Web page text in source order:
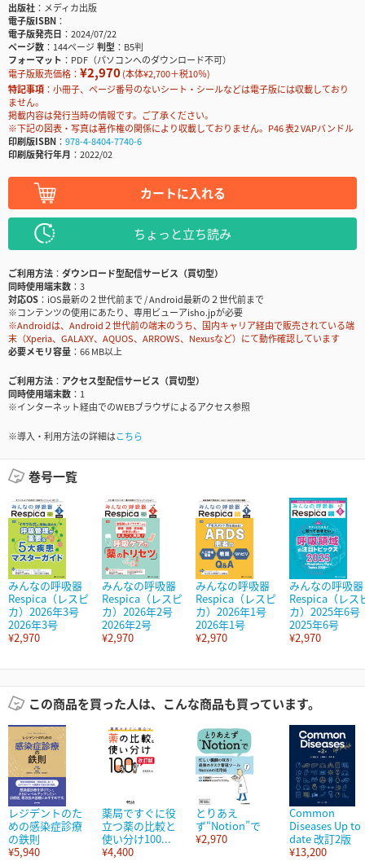
出版社
メディカ出版
電子版ISBN
電子版発売日
2024/07/22
ページ数
144ページ判型
B5判
フォーマット
PDF（パソコンへのダウンロード不可）
電子版販売価格： ¥2,970(本体¥2,700＋税10％)
特記事項
小冊子、ページ番号のないシート・シールなどは電子版には収載しており
ません。
掲載内容は発行当時の情報です。ご了承ください。
※下記の図表・写真は著作権の関係により収載しておりません。P46 表2 VAPバンドル
印刷版ISBN
978-4-8404-7740-6
印刷版発行年月
2022/02
カートに入れる
ちょっと立ち読み
ご利用方法
ダウンロード型配信サービス（買切型）
同時使用端末数
3
対応OS
iOS最新の２世代前まで / Android最新の２世代前まで
※コンテンツの使用にあたり、専用ビューアisho.jpが必要
※Androidは、Android２世代前の端末のうち、国内キャリア経由で販売されている端
末（Xperia、GALAXY、AQUOS、ARROWS、Nexusなど）にて動作確認しています
必要メモリ容量
66 MB以上
ご利用方法
アクセス型配信サービス（買切型）
同時使用端末数
1
※インターネット経由でのWEBブラウザによるアクセス参照
※導入・利用方法の詳細はこちら
巻号一覧
みんなの呼吸器
Respica（レスピ
カ）2026年3号
2026年3号
¥2,970
みんなの呼吸器
Respica（レスピ
カ）2026年2号
2026年2号
¥2,970
みんなの呼吸器
Respica（レスピ
カ）2026年1号
2026年1号
¥2,970
みんなの呼吸器
Respica（レス
カ）2025年6号
2025年6号
¥2,970
この商品を買った人は、こんな商品も買っています。
レジデントのた
めの感染症診療
の鉄則
¥5,940
薬局ですぐに役
立つ薬の比較と
使い分け100...
¥4,400
とりあえ
ず“Notion”で
¥2,970
Common
Diseases Up to
date 改訂2版
¥13,200